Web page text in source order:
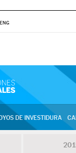
ENG
DE INVESTIDURA